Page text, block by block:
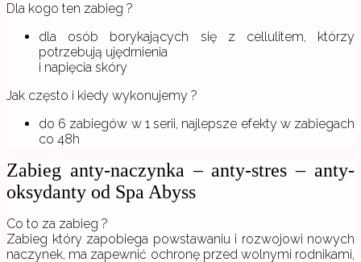
Dla kogo ten zabieg ?
dla osób borykających się z cellulitem, którzy
potrzebują ujędrnienia
i napięcia skóry
Jak często i kiedy wykonujemy ?
do 6 zabiegów w 1 serii, najlepsze efekty w zabiegach
co 48h
Zabieg anty-naczynka – anty-stres – anty-
oksydanty od Spa Abyss
Co to za zabieg ?
Zabieg który zapobiega powstawaniu i rozwojowi nowych
naczynek, ma zapewnić ochronę przed wolnymi rodnikami,